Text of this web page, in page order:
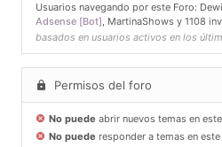
Usuarios navegando por este Foro:
Adsense [Bot], MartinaShows y 1108
basados en usuarios activos en los
Permisos del foro
No puede abrir nuevos temas en
No puede responder a temas en este